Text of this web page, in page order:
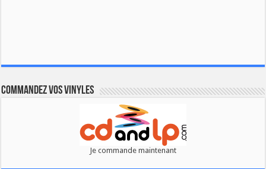
Commandez vos vinyles
Je commande maintenant